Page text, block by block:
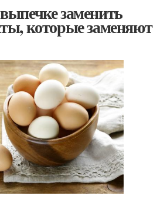
заменить
которые заменяют